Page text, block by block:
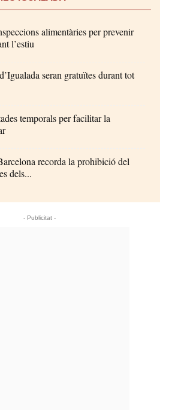
alimentàries per prevenir
l’estiu
seran gratuïtes durant tot
temporals per facilitar la
recorda la prohibició del
dels...
- Publicitat -